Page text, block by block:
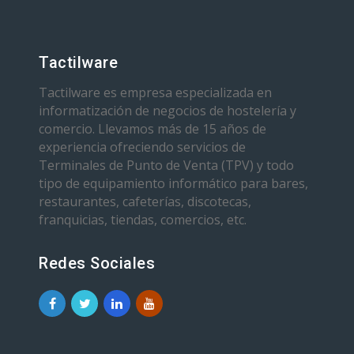
Tactilware
Tactilware es empresa especializada en
informatización de negocios de hostelería y
comercio. Llevamos más de 15 años de
experiencia ofreciendo servicios de
Terminales de Punto de Venta (TPV) y todo
tipo de equipamiento informático para bares,
restaurantes, cafeterías, discotecas,
franquicias, tiendas, comercios, etc.
Redes Sociales